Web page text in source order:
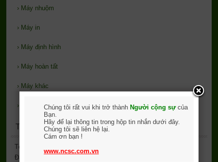
› Máy nhuộm
› Máy in
› Máy định hình
› Máy hoàn tất
› Máy khác
›
Thống kê lượt xem
Tổng truy cập
Đang online
Chúng tôi rất vui khi trở thành Người cộng sựcủa
Bạn.
Hãy để lại thông tin trong hộp tin nhắn dưới đây.
Chúng tôi sẽ liên hệ lại.
Cám ơn bạn !
www.ncsc.com.vn